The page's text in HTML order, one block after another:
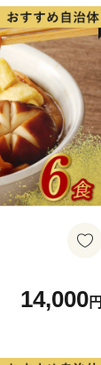
14,000円